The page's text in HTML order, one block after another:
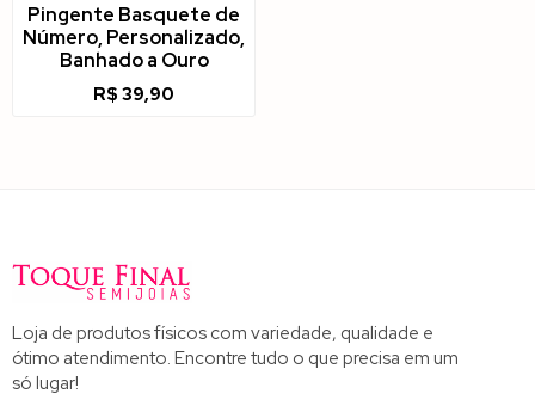
Pingente Basquete de
Número, Personalizado,
Banhado a Ouro
R$ 39,90
Loja de produtos físicos com variedade, qualidade e
ótimo atendimento. Encontre tudo o que precisa em um
só lugar!